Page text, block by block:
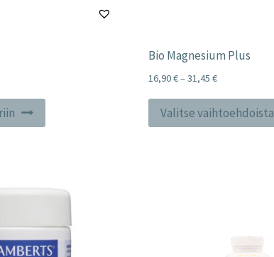
Bio Magnesium Plus
16,90€–31,45 €Price
16,90 €
through
Valitse vaihtoehdoista